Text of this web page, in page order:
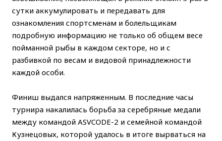
сутки аккумулировать и передавать для
ознакомления спортсменам и болельщикам
подробную информацию не только об общем весе
пойманной рыбы в каждом секторе, но и с
разбивкой по весам и видовой принадлежности
каждой особи.
Финиш выдался напряженным. В последние часы
турнира накалилась борьба за серебряные медали
между командой ASVCODE-2 и семейной командой
Кузнецовых, которой удалось в итоге вырваться на